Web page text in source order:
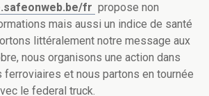
fr propose non
mais aussi un indice de santé
littéralement notre message aux
nous organisons une action dans
ferroviaires et nous partons en tournée
le federal truck.